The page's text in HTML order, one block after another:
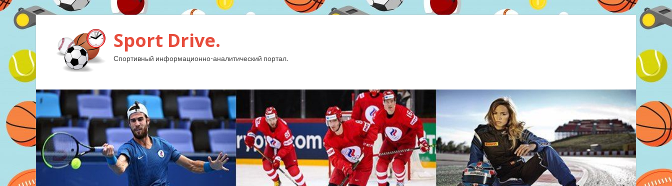
Sport Drive.
Спортивный информационно-аналитический портал.